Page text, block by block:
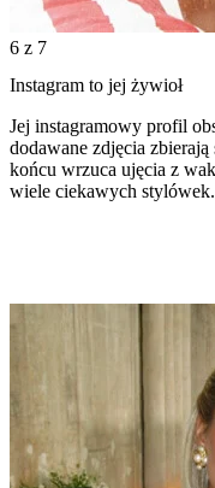
6 z 7
Instagram to jej żywioł
Jej instagramowy profil
dodawane zdjęcia
końcu wrzuca ujęcia z
wiele ciekawych stylówek.